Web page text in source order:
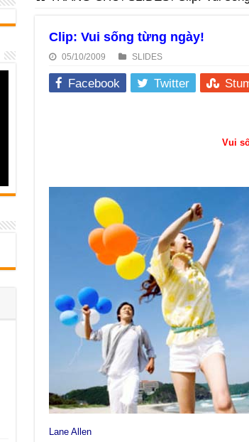
Clip: Vui sống từng ngày!
05/10/2009 SLIDES
Facebook Twitter
Vui
Lane Allen